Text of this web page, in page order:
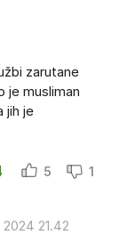
zarutane
je musliman
jih je
5 1
2024 21.42